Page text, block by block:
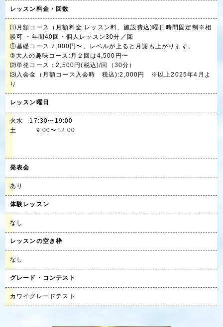
レッスン料金・回数
⑴月額コース（月額料金:レッスン料、施設費込)曜日時間固定制※相
談可 ・年間40回・個人レッスン30分／回
①基礎コース:7,000円〜。レベルが上ると月謝も上がります。
②大人の趣味コース:月２回は4,500円〜
⑵単発コース：2,500円(税込)/回（30分）
⑶入会金（月額コース入会時 税込):2,000円 ※以上2025年4月よ
り
レッスン曜日
火水 17:30〜19:00
土 9:00〜12:00
発表会
あり
体験レッスン
なし
レッスンの空き枠
なし
グレード・コンテスト
カワイグレードテスト